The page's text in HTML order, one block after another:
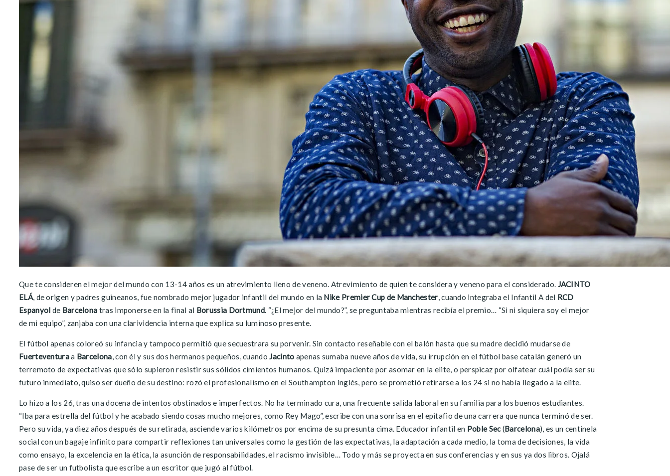
Que te consideren el mejor del mundo con 13-14 años es un atrevimiento lleno de veneno. Atrevimiento de quien te considera y veneno para el considerado. JACINTO
ELÁ, de origen y padres guineanos, fue nombrado mejor jugador infantil del mundo en la Nike Premier Cup de Manchester, cuando integraba el Infantil A del RCD
Espanyol de Barcelona tras imponerse en la final al Borussia Dortmund. “¿El mejor del mundo?”, se preguntaba mientras recibía el premio… “Si ni siquiera soy el mejor
de mi equipo”, zanjaba con una clarividencia interna que explica su luminoso presente.
El fútbol apenas coloreó su infancia y tampoco permitió que secuestrara su porvenir. Sin contacto reseñable con el balón hasta que su madre decidió mudarse de
Fuerteventuraa Barcelona, con él y sus dos hermanos pequeños, cuandoJacinto apenas sumaba nueve años de vida, su irrupción en el fútbol base catalán generó un
terremoto de expectativas que sólo supieron resistir sus sólidos cimientos humanos. Quizá impaciente por asomar en la elite, o perspicaz por olfatear cuál podía ser su
futuro inmediato, quiso ser dueño de su destino: rozó el profesionalismo en el Southampton inglés, pero se prometió retirarse a los 24 si no había llegado a la elite.
Lo hizo a los 26, tras una docena de intentos obstinados e imperfectos. No ha terminado cura, una frecuente salida laboral en su familia para los buenos estudiantes.
“Iba para estrella del fútbol y he acabado siendo cosas mucho mejores, como Rey Mago”, escribe con una sonrisa en el epitafio de una carrera que nunca terminó de ser.
Pero su vida, ya diez años después de su retirada, asciende varios kilómetros por encima de su presunta cima. Educador infantil en Poble Sec(Barcelona), es un centinela
social con un bagaje infinito para compartir reflexiones tan universales como la gestión de las expectativas, la adaptación a cada medio, la toma de decisiones, la vida
como ensayo, la excelencia en la ética, la asunción de responsabilidades, el racismo invisible… Todo y más se proyecta en sus conferencias y en sus ya dos libros. Ojalá
pase de ser un futbolista que escribe a un escritor que jugó al fútbol.